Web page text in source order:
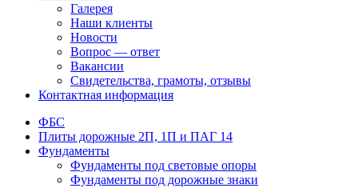
Галерея
Наши клиенты
Новости
Вопрос — ответ
Вакансии
Свидетельства, грамоты, отзывы
Контактная информация
ФБС
Плиты дорожные 2П, 1П и ПАГ 14
Фундаменты
Фундаменты под световые опоры
Фундаменты под дорожные знаки